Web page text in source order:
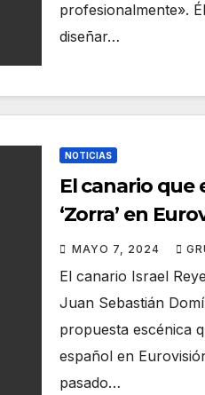
profesionalmente».
diseñar…
NOTICIAS
El canario que
‘Zorra’ en
las sorpresas
actuación de
MAYO 7, 2024
El canario Israel
Juan Sebastián
propuesta escénica
español en
pasado…